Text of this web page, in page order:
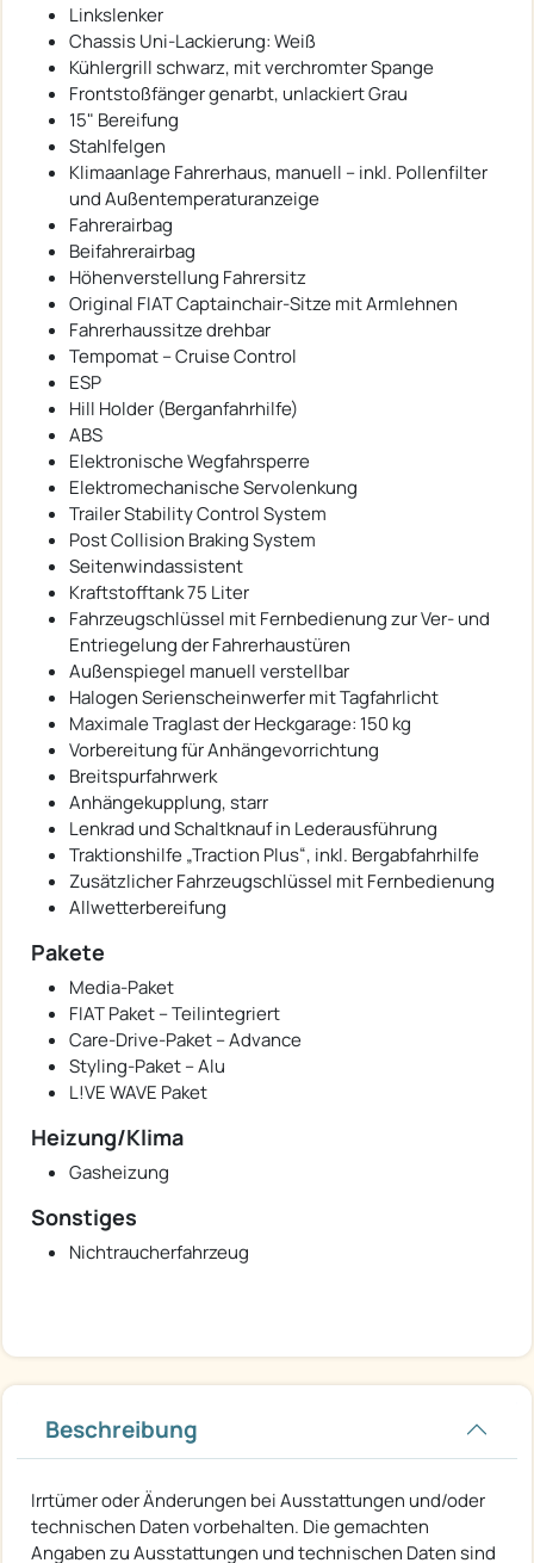
Linkslenker
Chassis Uni-Lackierung: Weiß
Kühlergrill schwarz, mit verchromter Spange
Frontstoßfänger genarbt, unlackiert Grau
15" Bereifung
Stahlfelgen
Klimaanlage Fahrerhaus, manuell – inkl. Pollenfilter
und Außentemperaturanzeige
Fahrerairbag
Beifahrerairbag
Höhenverstellung Fahrersitz
Original FIAT Captainchair-Sitze mit Armlehnen
Fahrerhaussitze drehbar
Tempomat – Cruise Control
ESP
Hill Holder (Berganfahrhilfe)
ABS
Elektronische Wegfahrsperre
Elektromechanische Servolenkung
Trailer Stability Control System
Post Collision Braking System
Seitenwindassistent
Kraftstofftank 75 Liter
Fahrzeugschlüssel mit Fernbedienung zur Ver- und
Entriegelung der Fahrerhaustüren
Außenspiegel manuell verstellbar
Halogen Serienscheinwerfer mit Tagfahrlicht
Maximale Traglast der Heckgarage: 150 kg
Vorbereitung für Anhängevorrichtung
Breitspurfahrwerk
Anhängekupplung, starr
Lenkrad und Schaltknauf in Lederausführung
Traktionshilfe „Traction Plus“, inkl. Bergabfahrhilfe
Zusätzlicher Fahrzeugschlüssel mit Fernbedienung
Allwetterbereifung
Pakete
Media-Paket
FIAT Paket – Teilintegriert
Care-Drive-Paket – Advance
Styling-Paket – Alu
L!VE WAVE Paket
Heizung/Klima
Gasheizung
Sonstiges
Nichtraucherfahrzeug
Beschreibung
Irrtümer oder Änderungen bei Ausstattungen und/oder
technischen Daten vorbehalten. Die gemachten
Angaben zu Ausstattungen und technischen Daten sind